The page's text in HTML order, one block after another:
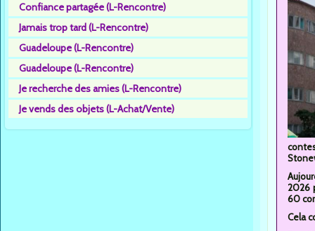
Confiance partagée (L-Rencontre)
Jamais trop tard (L-Rencontre)
Guadeloupe (L-Rencontre)
Guadeloupe (L-Rencontre)
Je recherche des amies (L-Rencontre)
Je vends des objets (L-Achat/Vente)
2026
60
Cela